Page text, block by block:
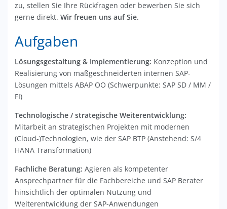
zu, stellen Sie Ihre Rückfragen oder bewerben Sie sich
gerne direkt. Wir freuen uns auf Sie.
Aufgaben
Lösungsgestaltung & Implementierung: Konzeption und
Realisierung von maßgeschneiderten internen SAP-
Lösungen mittels ABAP OO (Schwerpunkte: SAP SD / MM /
FI)
Technologische / strategische Weiterentwicklung:
Mitarbeit an strategischen Projekten mit modernen
(Cloud-)Technologien, wie der SAP BTP (Anstehend: S/4
HANA Transformation)
Fachliche Beratung: Agieren als kompetenter
Ansprechpartner für die Fachbereiche und SAP Berater
hinsichtlich der optimalen Nutzung und
Weiterentwicklung der SAP-Anwendungen